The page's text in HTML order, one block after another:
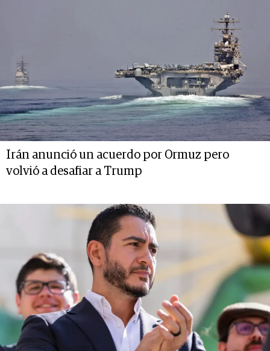
Irán anunció un acuerdo por Ormuz pero
volvió a desafiar a Trump